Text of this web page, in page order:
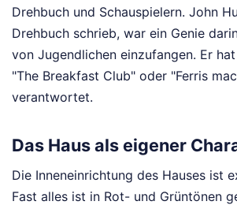
Drehbuch und Schauspielern. John
Drehbuch schrieb, war ein Genie
von Jugendlichen einzufangen. Er
"The Breakfast Club" oder "Ferris
verantwortet.
Das Haus als eigener
Die Inneneinrichtung des Hauses ist
Fast alles ist in Rot- und Grüntönen